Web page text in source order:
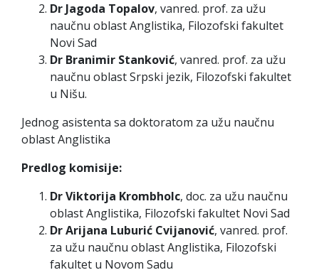
Dr Jagoda Topalov, vanred. prof. za užu
naučnu oblast Anglistika, Filozofski fakultet
Novi Sad
Dr Branimir Stanković, vanred. prof. za užu
naučnu oblast Srpski jezik, Filozofski fakultet
u Nišu.
Jednog asistenta sa doktoratom za užu naučnu
oblast Anglistika
Predlog komisije:
Dr Viktorija Krombholc, doc. za užu naučnu
oblast Anglistika, Filozofski fakultet Novi Sad
Dr Arijana Luburić Cvijanović, vanred. prof.
za užu naučnu oblast Anglistika, Filozofski
fakultet u Novom Sadu